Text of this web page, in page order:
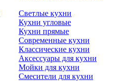
Светлые кухни
Кухни угловые
Кухни прямые
Современные кухни
Классические кухни
Аксессуары для кухни
Мойки для кухни
Смесители для кухни